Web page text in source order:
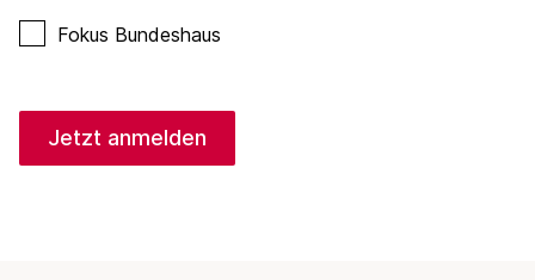
Fokus Bundeshaus
Jetzt anmelden